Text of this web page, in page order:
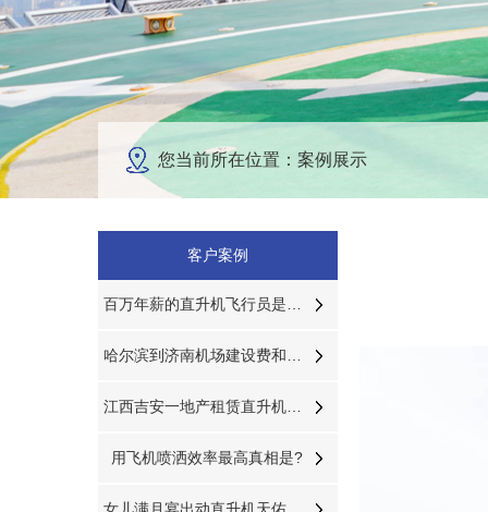
您当前所在位置：案例展示
客户案例
用飞机喷洒效率最高真相是?